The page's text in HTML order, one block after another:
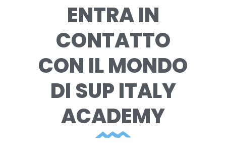
ENTRA IN
CONTATTO
CON IL MONDO
DI SUP ITALY
ACADEMY